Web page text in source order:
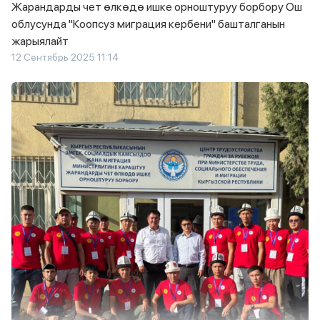
Жарандарды чет өлкөдө ишке орноштуруу борбору Ош
облусунда "Коопсуз миграция кербени" башталганын
жарыялайт
12 Сентябрь 2025 11:14